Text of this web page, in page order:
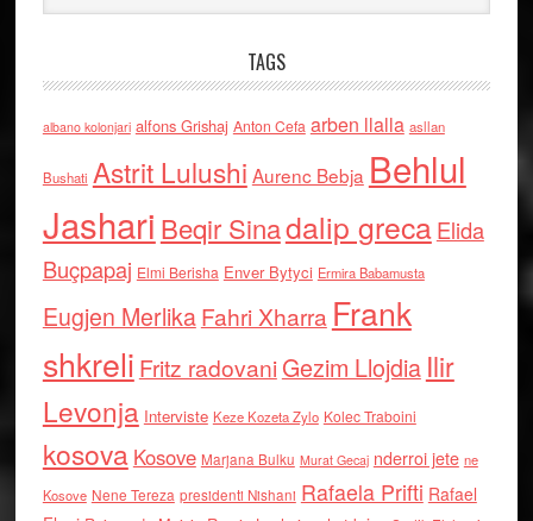
TAGS
albano kolonjari alfons Grishaj Anton Cefa arben llalla asllan
Bushati Astrit Lulushi Aurenc Bebja Behlul
Jashari Beqir Sinadalip grecaElida
Buçpapaj Elmi Berisha Enver Bytyci Ermira Babamusta
Eugjen MerlikaFahri Xharra Frank
shkreli Fritz radovaniGezim Llojdia Ilir
Levonja Interviste Keze Kozeta Zylo Kolec Traboini
kosova Kosove Marjana Bulku Murat Gecaj nderroi jete ne
Kosove Nene Tereza presidenti Nishani Rafaela Prifti Rafael